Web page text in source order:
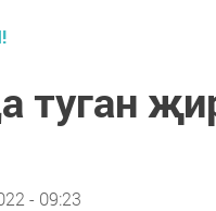
туган
- 09:23